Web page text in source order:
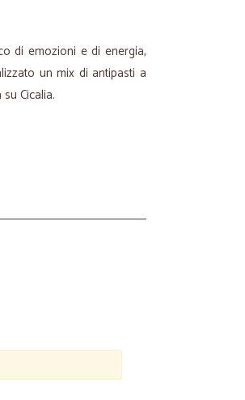
di emozioni e di energia,
un mix di antipasti a
Cicalia.